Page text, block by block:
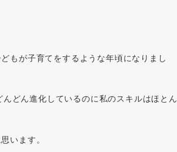
もが子育てをするような年頃になりまし
どん進化しているのに私のスキルはほとん
います。